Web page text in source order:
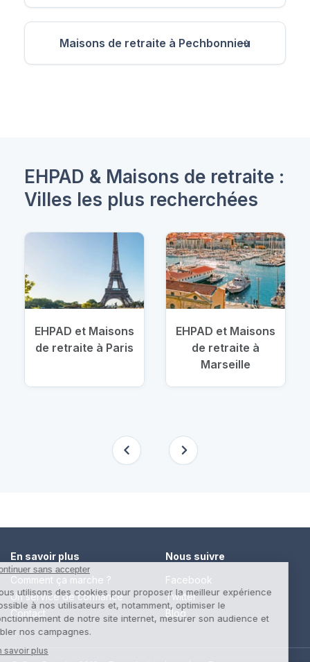
Maisons de retraite à Pechbonnieu
EHPAD & Maisons de retraite :
Villes les plus recherchées
EHPAD et Maisons
de retraite à Paris
EHPAD et Maisons
de retraite à
Marseille
En savoir plus
Comment ça marche ?
Un service de confiance
Contact
Nous suivre
Facebook
Twitter
Blog